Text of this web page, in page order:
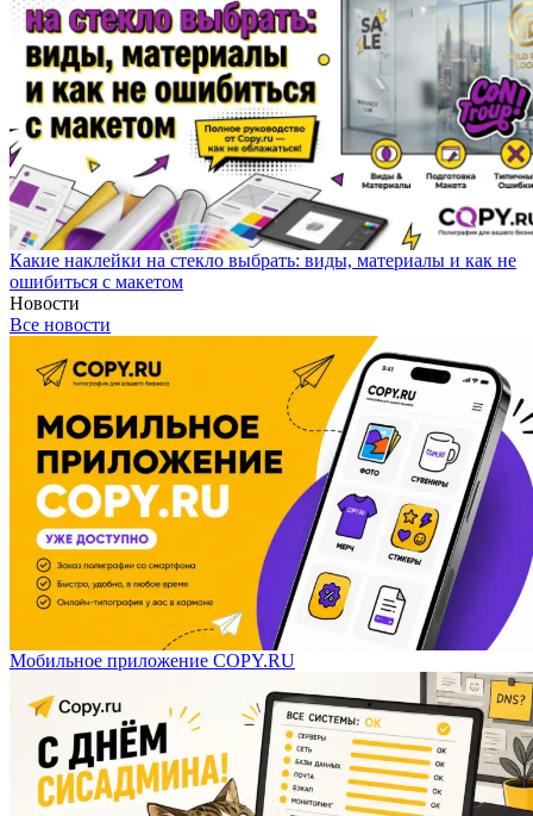
Какие наклейки на стекло выбрать: виды, материалы и как не
ошибиться с макетом
Новости
Все новости
Мобильное приложение COPY.RU